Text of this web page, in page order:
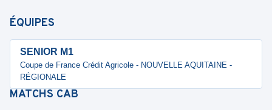
ÉQUIPES
SENIOR M1
Coupe de France Crédit Agricole - NOUVELLE AQUITAINE -
RÉGIONALE
MATCHS CAB